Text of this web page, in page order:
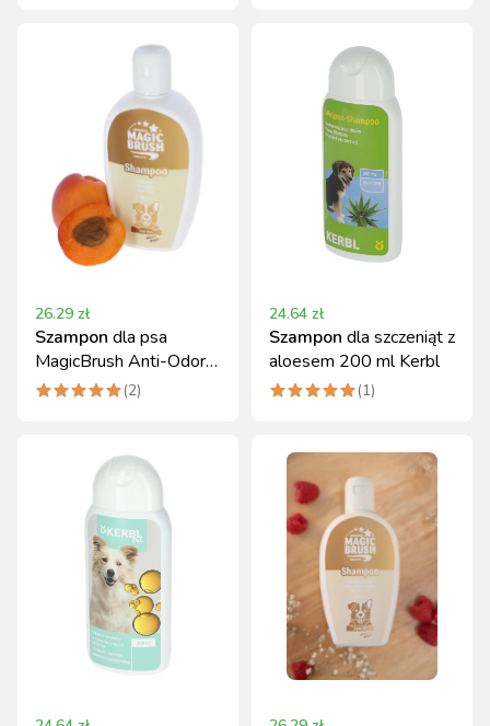
26.29 zł
Szampon dla psa
MagicBrush Anti-Odor
200 ml morelowy
(2)
24.64 zł
Szampon dla szczeniąt z
aloesem 200 ml Kerbl
(1)